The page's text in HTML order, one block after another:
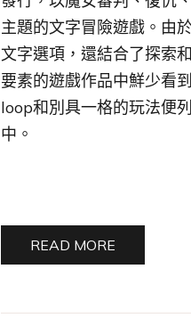
主題的文字冒險遊戲。由
文字選項，還結合了探索
要素的遊戲作品中鮮少看
loop和別具一格的玩法便
中。
READ MORE